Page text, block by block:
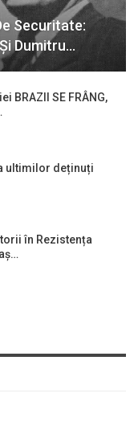
Securitate:
Dumitru…
BRAZII SE FRÂNG,
ultimilor deținuți
în Rezistența